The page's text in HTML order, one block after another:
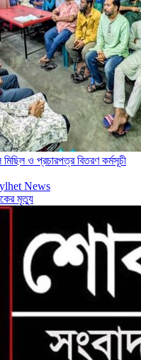
ও প্রচারপত্র বিতরণ কর্মসূচী
মৃত্যু